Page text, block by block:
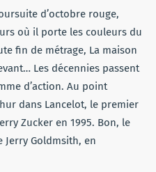
d’octobre rouge,
où il porte les couleurs du
fin de métrage, La maison
Les décennies passent
d’action. Au point
dans Lancelot, le premier
Zucker en 1995. Bon, le
Goldmsith, en